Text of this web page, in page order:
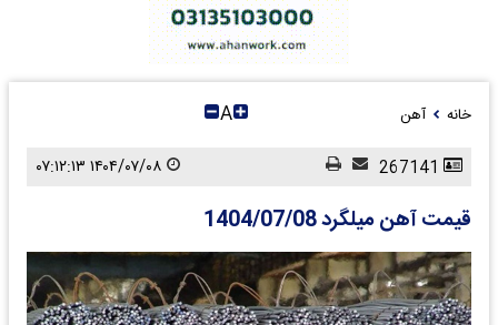
خانه آهن A
قیمت آهن میلگرد 1404/07/08